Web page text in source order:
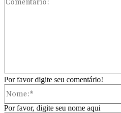
Por favor digite seu comentário!
Por favor, digite seu nome aqui